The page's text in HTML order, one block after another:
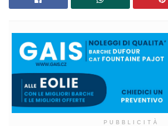
PUBBLICITÀ